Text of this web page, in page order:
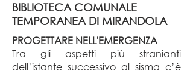
BIBLIOTECA COMUNALE
TEMPORANEA DI MIRANDOLA
PROGETTARE NELL'EMERGENZA
Tra gli aspetti più stranianti
dell’istante successivo al sisma c’è